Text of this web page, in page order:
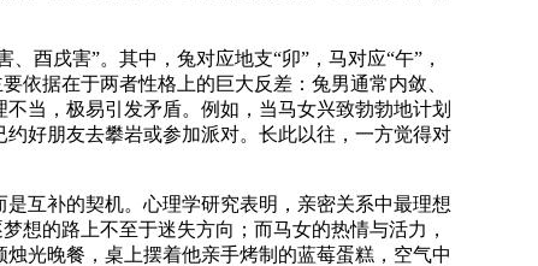
酉戌害”。其中，兔对应地支“卯”，马对应“午”，
依据在于两者性格上的巨大反差：兔男通常内敛、
当，极易引发矛盾。例如，当马女兴致勃勃地计划
好朋友去攀岩或参加派对。长此以往，一方觉得对
互补的契机。心理学研究表明，亲密关系中最理想
想的路上不至于迷失方向；而马女的热情与活力，
光晚餐，桌上摆着他亲手烤制的蓝莓蛋糕，空气中